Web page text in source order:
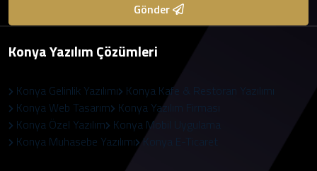
Gönder
Konya Yazılım Çözümleri
Konya Gelinlik Yazılımı Konya Kafe & Restoran Yazılımı
Konya Web Tasarım Konya Yazılım Firması
Konya Özel Yazılım Konya Mobil Uygulama
Konya Muhasebe Yazılımı Konya E-Ticaret